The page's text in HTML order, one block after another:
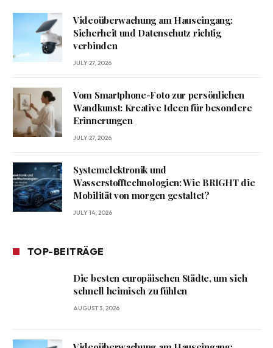
Videoüberwachung am Hauseingang:
Sicherheit und Datenschutz richtig
verbinden
JULY 27, 2026
Vom Smartphone-Foto zur persönlichen
Wandkunst: Kreative Ideen für besondere
Erinnerungen
JULY 27, 2026
Systemelektronik und
Wasserstofftechnologien: Wie BRIGHT die
Mobilität von morgen gestaltet?
JULY 14, 2026
TOP-BEITRÄGE
Die besten europäischen Städte, um sich
schnell heimisch zu fühlen
AUGUST 3, 2026